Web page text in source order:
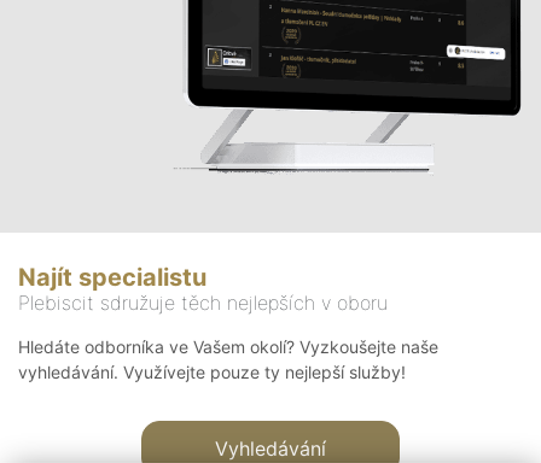
Najít specialistu
Plebiscit sdružuje těch nejlepších v oboru
Hledáte odborníka ve Vašem okolí? Vyzkoušejte naše
vyhledávání. Využívejte pouze ty nejlepší služby!
Vyhledávání